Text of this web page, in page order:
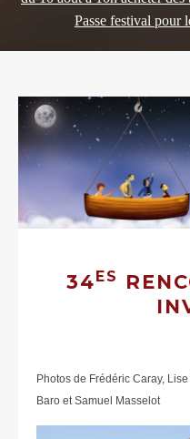
Passe festival pour
34 ES
Photos de Frédéric Caray,
Baro et Samuel Masselot